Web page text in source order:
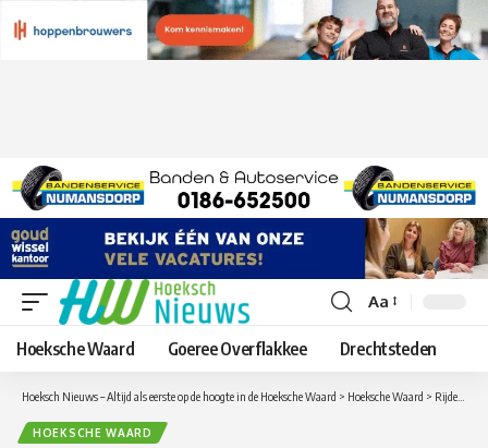
Lettergrootte
aanpassen
Aa
Hoeksche Waard Goeree Overflakkee Drechtsteden
Hoeksch Nieuws – Altijd als eerste op de hoogte in de Hoeksche Waard > Hoeksche Waard > Rijden met gladheid: 15 tips om veilig thuis te komen
HOEKSCHE WAARD